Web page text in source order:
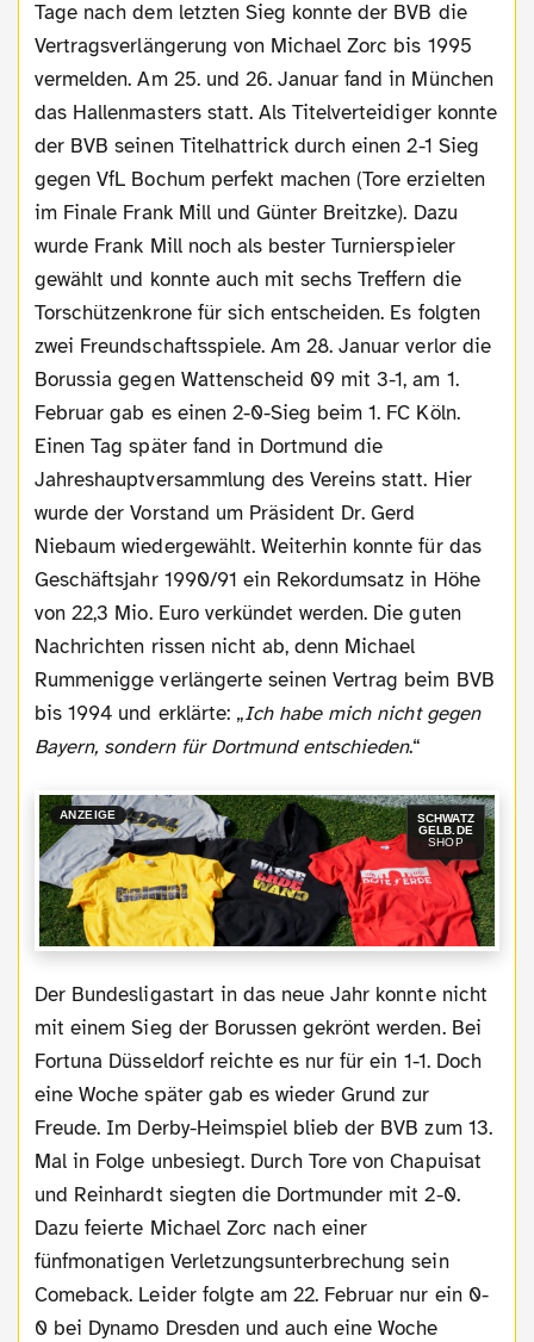
Tage nach dem letzten Sieg konnte der BVB die
Vertragsverlängerung von Michael Zorc bis 1995
vermelden. Am 25. und 26. Januar fand in München
das Hallenmasters statt. Als Titelverteidiger konnte
der BVB seinen Titelhattrick durch einen 2-1 Sieg
gegen VfL Bochum perfekt machen (Tore erzielten
im Finale Frank Mill und Günter Breitzke). Dazu
wurde Frank Mill noch als bester Turnierspieler
gewählt und konnte auch mit sechs Treffern die
Torschützenkrone für sich entscheiden. Es folgten
zwei Freundschaftsspiele. Am 28. Januar verlor die
Borussia gegen Wattenscheid 09 mit 3-1, am 1.
Februar gab es einen 2-0-Sieg beim 1. FC Köln.
Einen Tag später fand in Dortmund die
Jahreshauptversammlung des Vereins statt. Hier
wurde der Vorstand um Präsident Dr. Gerd
Niebaum wiedergewählt. Weiterhin konnte für das
Geschäftsjahr 1990/91 ein Rekordumsatz in Höhe
von 22,3 Mio. Euro verkündet werden. Die guten
Nachrichten rissen nicht ab, denn Michael
Rummenigge verlängerte seinen Vertrag beim BVB
bis 1994 und erklärte: „Ich habe mich nicht gegen
Bayern, sondern für Dortmund entschieden.“
ANZEIGE
SCHWATZ
GELB.DE
SHOP
Der Bundesligastart in das neue Jahr konnte nicht
mit einem Sieg der Borussen gekrönt werden. Bei
Fortuna Düsseldorf reichte es nur für ein 1-1. Doch
eine Woche später gab es wieder Grund zur
Freude. Im Derby-Heimspiel blieb der BVB zum 13.
Mal in Folge unbesiegt. Durch Tore von Chapuisat
und Reinhardt siegten die Dortmunder mit 2-0.
Dazu feierte Michael Zorc nach einer
fünfmonatigen Verletzungsunterbrechung sein
Comeback. Leider folgte am 22. Februar nur ein 0-
0 bei Dynamo Dresden und auch eine Woche